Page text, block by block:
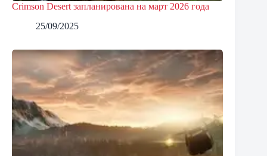
Crimson Desert запланирована на март 2026 года
25/09/2025